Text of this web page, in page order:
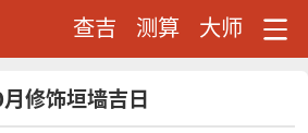
查吉 测算 大师
修饰垣墙吉日